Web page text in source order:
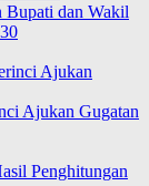
dan Wakil
Ajukan Gugatan